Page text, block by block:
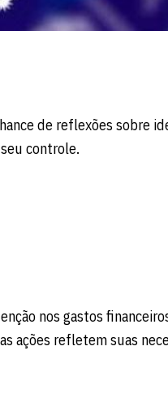
de reflexões sobre
controle.
nos gastos
ações refletem suas